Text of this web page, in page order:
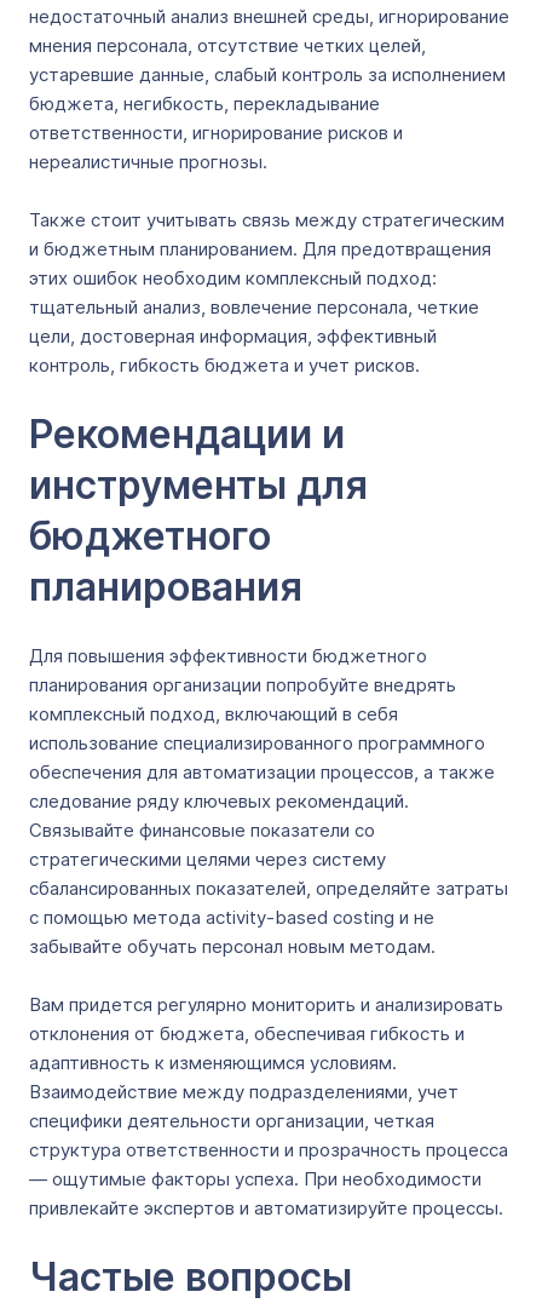
недостаточный анализ внешней среды, игнорирование
мнения персонала, отсутствие четких целей,
устаревшие данные, слабый контроль за исполнением
бюджета, негибкость, перекладывание
ответственности, игнорирование рисков и
нереалистичные прогнозы.
Также стоит учитывать связь между стратегическим
и бюджетным планированием. Для предотвращения
этих ошибок необходим комплексный подход:
тщательный анализ, вовлечение персонала, четкие
цели, достоверная информация, эффективный
контроль, гибкость бюджета и учет рисков.
Рекомендации и
инструменты для
бюджетного
планирования
Для повышения эффективности бюджетного
планирования организации попробуйте внедрять
комплексный подход, включающий в себя
использование специализированного программного
обеспечения для автоматизации процессов, а также
следование ряду ключевых рекомендаций.
Связывайте финансовые показатели со
стратегическими целями через систему
сбалансированных показателей, определяйте затраты
с помощью метода activity-based costing и не
забывайте обучать персонал новым методам.
Вам придется регулярно мониторить и анализировать
отклонения от бюджета, обеспечивая гибкость и
адаптивность к изменяющимся условиям.
Взаимодействие между подразделениями, учет
специфики деятельности организации, четкая
структура ответственности и прозрачность процесса
— ощутимые факторы успеха. При необходимости
привлекайте экспертов и автоматизируйте процессы.
Частые вопросы